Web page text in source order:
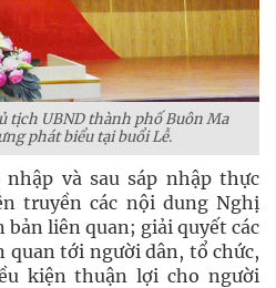
tịch UBND thành phố Buôn Ma
phát biểu tại buổi Lễ.
nhập và sau sáp nhập thực
truyền các nội dung Nghị
bản liên quan; giải quyết các
tới người dân, tổ chức,
kiện thuận lợi cho người